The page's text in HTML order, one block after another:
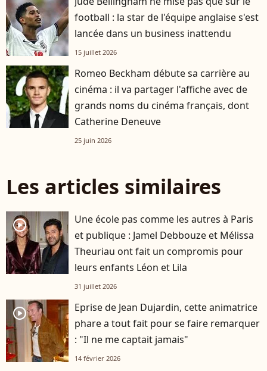
football : la star de l'équipe anglaise s'est
lancée dans un business inattendu
15 juillet 2026
Romeo Beckham débute sa carrière au
cinéma : il va partager l'affiche avec de
grands noms du cinéma français, dont
Catherine Deneuve
25 juin 2026
Les articles similaires
player2
Une école pas comme les autres à Paris
et publique : Jamel Debbouze et Mélissa
Theuriau ont fait un compromis pour
leurs enfants Léon et Lila
31 juillet 2026
player2
Eprise de Jean Dujardin, cette animatrice
phare a tout fait pour se faire remarquer
: "Il ne me captait jamais"
14 février 2026